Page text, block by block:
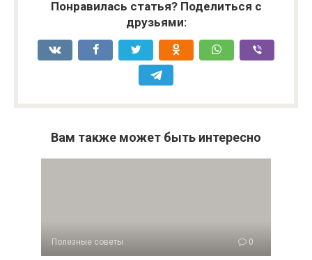
Понравилась статья? Поделиться с
друзьями:
Вам также может быть интересно
Полезные советы 0